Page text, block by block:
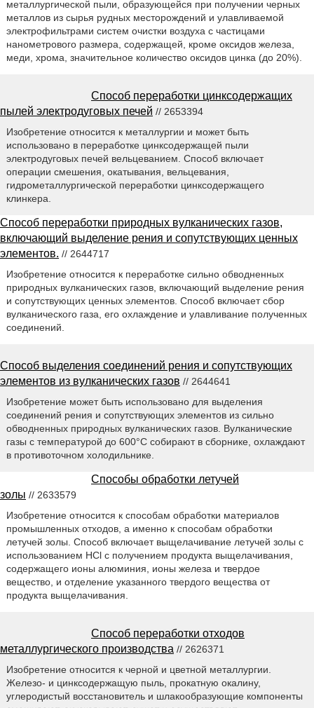
металлургической пыли, образующейся при получении черных
металлов из сырья рудных месторождений и улавливаемой
электрофильтрами систем очистки воздуха с частицами
нанометрового размера, содержащей, кроме оксидов железа,
меди, хрома, значительное количество оксидов цинка (до 20%).
Способ переработки цинксодержащих
пылей электродуговых печей // 2653394
Изобретение относится к металлургии и может быть
использовано в переработке цинксодержащей пыли
электродуговых печей вельцеванием. Способ включает
операции смешения, окатывания, вельцевания,
гидрометаллургической переработки цинксодержащего
клинкера.
Способ переработки природных вулканических газов,
включающий выделение рения и сопутствующих ценных
элементов. // 2644717
Изобретение относится к переработке сильно обводненных
природных вулканических газов, включающий выделение рения
и сопутствующих ценных элементов. Способ включает сбор
вулканического газа, его охлаждение и улавливание полученных
соединений.
Способ выделения соединений рения и сопутствующих
элементов из вулканических газов // 2644641
Изобретение может быть использовано для выделения
соединений рения и сопутствующих элементов из сильно
обводненных природных вулканических газов. Вулканические
газы с температурой до 600°С собирают в сборнике, охлаждают
в противоточном холодильнике.
Способы обработки летучей
золы // 2633579
Изобретение относится к способам обработки материалов
промышленных отходов, а именно к способам обработки
летучей золы. Способ включает выщелачивание летучей золы с
использованием HCl с получением продукта выщелачивания,
содержащего ионы алюминия, ионы железа и твердое
вещество, и отделение указанного твердого вещества от
продукта выщелачивания.
Способ переработки отходов
металлургического производства // 2626371
Изобретение относится к черной и цветной металлургии.
Железо- и цинксодержащую пыль, прокатную окалину,
углеродистый восстановитель и шлакообразующие компоненты